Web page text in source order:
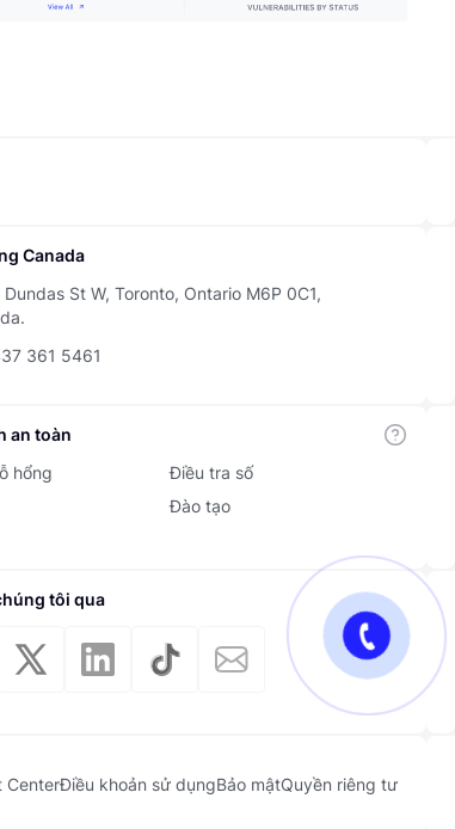
Canada
St W, Toronto, Ontario M6P 0C1,
361 5461
an toàn
hổng
Điều tra số
Đào tạo
tôi qua
CenterĐiều khoản sử dụngBảo mậtQuyền riêng tư